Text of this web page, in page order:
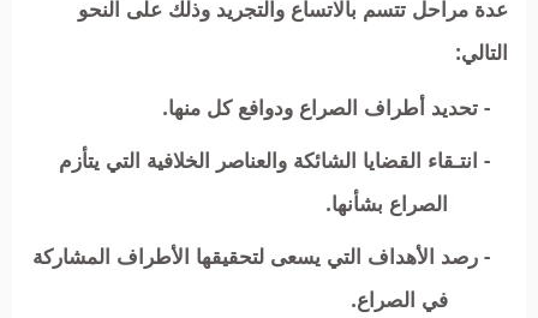
عدة مراحل تتسم بالاتساع والتجريد وذلك على النحو
التالي:
- تحديد أطراف الصراع ودوافع كل منها.
- انتـقاء القضايا الشائكة والعناصر الخلافية التي يتأزم
الصراع بشأنها.
- رصد الأهداف التي يسعى لتحقيقها الأطراف المشاركة
في الصراع.